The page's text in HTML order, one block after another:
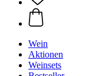
Wein
Aktionen
Weinsets